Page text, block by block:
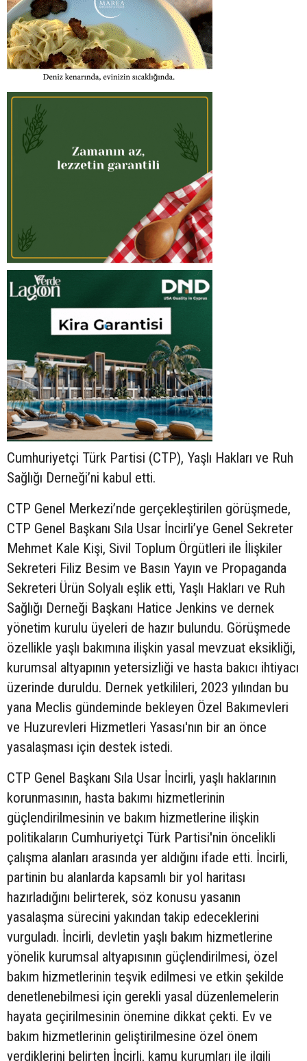
Cumhuriyetçi Türk Partisi (CTP), Yaşlı Hakları ve Ruh
Sağlığı Derneği’ni kabul etti.
CTP Genel Merkezi’nde gerçekleştirilen görüşmede,
CTP Genel Başkanı Sıla Usar İncirli’ye Genel Sekreter
Mehmet Kale Kişi, Sivil Toplum Örgütleri ile İlişkiler
Sekreteri Filiz Besim ve Basın Yayın ve Propaganda
Sekreteri Ürün Solyalı eşlik etti, Yaşlı Hakları ve Ruh
Sağlığı Derneği Başkanı Hatice Jenkins ve dernek
yönetim kurulu üyeleri de hazır bulundu. Görüşmede
özellikle yaşlı bakımına ilişkin yasal mevzuat eksikliği,
kurumsal altyapının yetersizliği ve hasta bakıcı ihtiyacı
üzerinde duruldu. Dernek yetkilileri, 2023 yılından bu
yana Meclis gündeminde bekleyen Özel Bakımevleri
ve Huzurevleri Hizmetleri Yasası'nın bir an önce
yasalaşması için destek istedi.
CTP Genel Başkanı Sıla Usar İncirli, yaşlı haklarının
korunmasının, hasta bakımı hizmetlerinin
güçlendirilmesinin ve bakım hizmetlerine ilişkin
politikaların Cumhuriyetçi Türk Partisi'nin öncelikli
çalışma alanları arasında yer aldığını ifade etti. İncirli,
partinin bu alanlarda kapsamlı bir yol haritası
hazırladığını belirterek, söz konusu yasanın
yasalaşma sürecini yakından takip edeceklerini
vurguladı. İncirli, devletin yaşlı bakım hizmetlerine
yönelik kurumsal altyapısının güçlendirilmesi, özel
bakım hizmetlerinin teşvik edilmesi ve etkin şekilde
denetlenebilmesi için gerekli yasal düzenlemelerin
hayata geçirilmesinin önemine dikkat çekti. Ev ve
bakım hizmetlerinin geliştirilmesine özel önem
verdiklerini belirten İncirli, kamu kurumları ile ilgili